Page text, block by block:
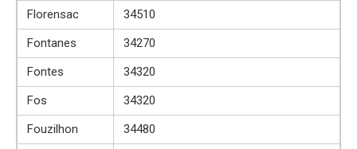
Florensac
34510
Fontanes
34270
Fontes
34320
Fos
34320
Fouzilhon
34480